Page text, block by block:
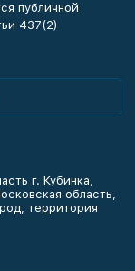
публичной
437(2)
г. Кубинка,
область,
территория